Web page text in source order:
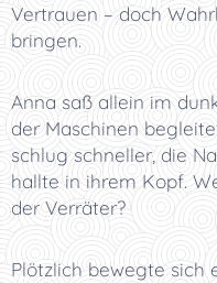
Vertrauen – doch
bringen.
Anna saß allein im
der Maschinen
schlug schneller, die
hallte in ihrem Kopf.
der Verräter?
Plötzlich bewegte sich